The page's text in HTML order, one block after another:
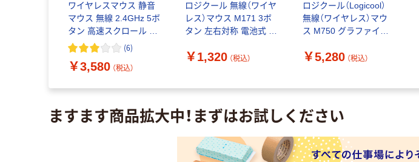
ワイヤレスマウス 静音
マウス 無線 2.4GHz 5ボ
タン 高速スクロール ブ
ラック M-A-
個 オリジナル
(6)
￥3,580 （税込）
ロジクール 無線（ワイヤ
レス）マウス M171 3ボ
タン 左右対称 電池式 2
M171RGR 1個
￥1,320 （税込）
ロジクール（Logicool）
無線（ワイヤレス）マウ
ス M750 グラファイト
サイズ デバイス切替可
￥5,280 （税込）
ますます商品拡大中！まずはお試しください